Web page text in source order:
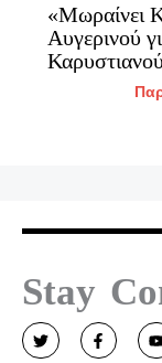
«Μωραίνει
Αυγερινού
Stay
T
w
i
F
a
c
o
u